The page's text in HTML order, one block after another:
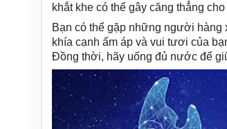
khắt khe có thể gây căng thẳng
Bạn có thể gặp những người hàng
khía cạnh ấm áp và vui tươi của
Đồng thời, hãy uống đủ nước để